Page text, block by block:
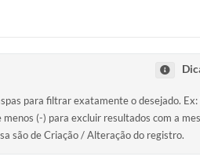
para filtrar exatamente o desejado. Ex:
(-) para excluir resultados com a
são de Criação / Alteração do registro.